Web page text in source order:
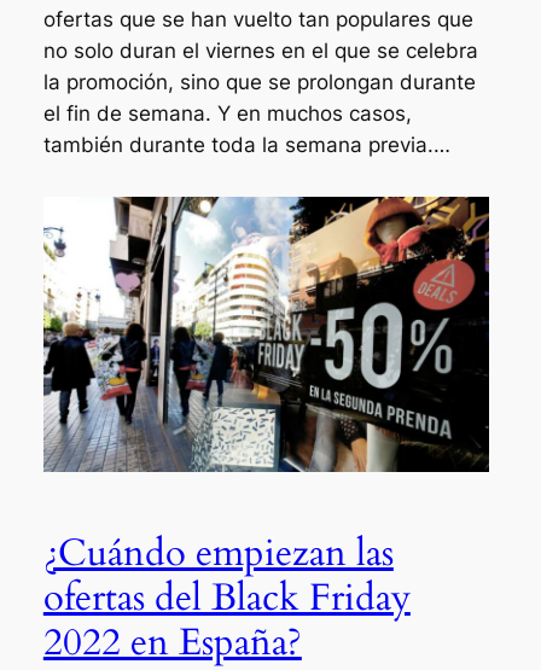
ofertas que se han vuelto tan populares que
no solo duran el viernes en el que se celebra
la promoción, sino que se prolongan durante
el fin de semana. Y en muchos casos,
también durante toda la semana previa.…
¿Cuándo empiezan las
ofertas del Black Friday
2022 en España?